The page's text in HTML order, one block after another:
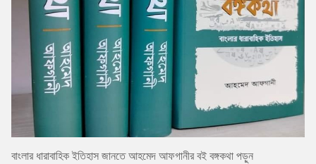
বাংলার ধারাবাহিক ইতিহাস জানতে আহমেদ আফগানীর বই বঙ্গকথা পড়ুন